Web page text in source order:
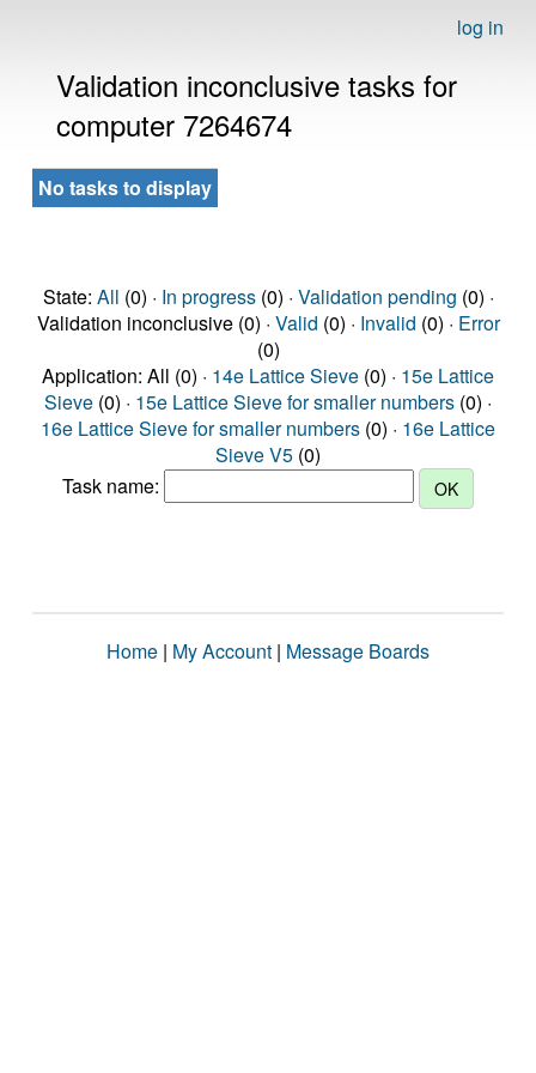
log in
Validation inconclusive tasks for
computer 7264674
No tasks to display
State: All (0) · In progress(0) · Validation pending (0) ·
Validation inconclusive (0) · Valid (0) · Invalid (0) · Error
(0)
Application: All (0) · 14e Lattice Sieve (0) · 15e Lattice
Sieve (0) · 15e Lattice Sieve for smaller numbers (0) ·
16e Lattice Sieve for smaller numbers (0) · 16e Lattice
Sieve V5 (0)
Task name:
Home | My Account | Message Boards